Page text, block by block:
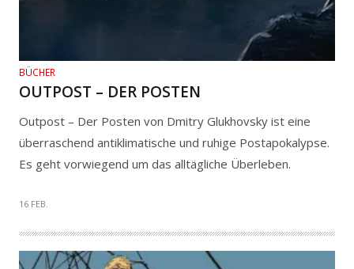
BÜCHER
OUTPOST – DER POSTEN
Outpost – Der Posten von Dmitry Glukhovsky ist eine
überraschend antiklimatische und ruhige Postapokalypse.
Es geht vorwiegend um das alltägliche Überleben.
16 FEB.